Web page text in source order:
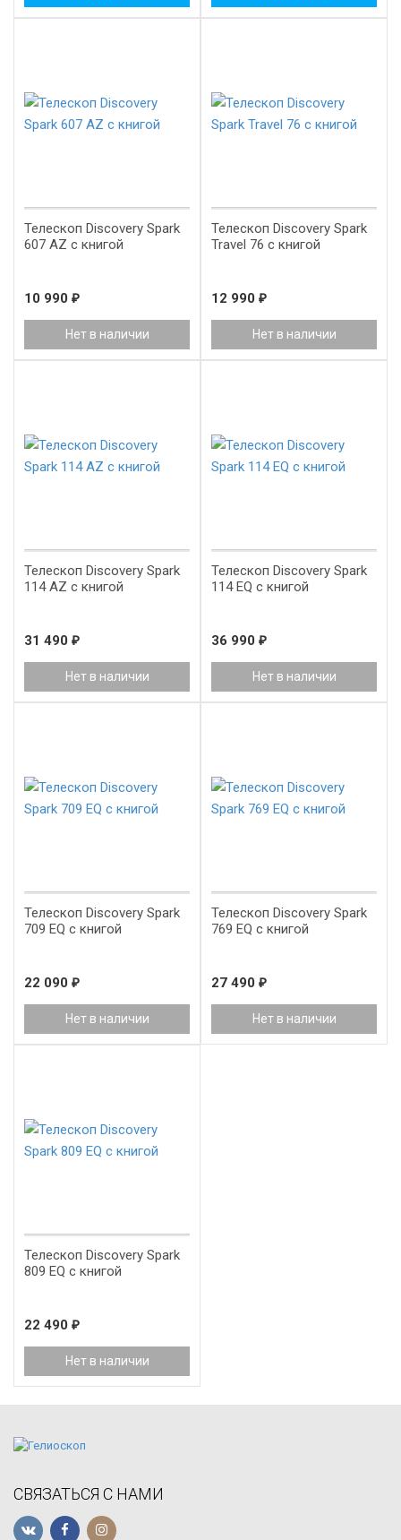
Телескоп Discovery Spark
607 AZ с книгой
10 990 ₽
Нет в наличии
Телескоп Discovery Spark
Travel 76 с книгой
12 990 ₽
Нет в наличии
Телескоп Discovery Spark
114 AZ с книгой
31 490 ₽
Нет в наличии
Телескоп Discovery Spark
114 EQ с книгой
36 990 ₽
Нет в наличии
Телескоп Discovery Spark
709 EQ с книгой
22 090 ₽
Нет в наличии
Телескоп Discovery Spark
769 EQ с книгой
27 490 ₽
Нет в наличии
Телескоп Discovery Spark
809 EQ с книгой
22 490 ₽
Нет в наличии
СВЯЗАТЬСЯ С НАМИ